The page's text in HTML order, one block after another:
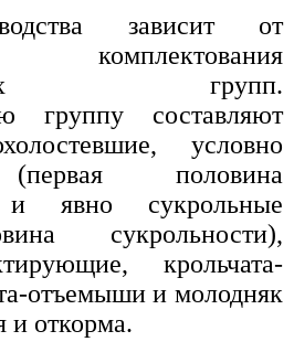
зависит от
групп.
группу составляют
условно
половина
и явно сукрольные
сукрольности),
крольчата-
отъемыши и молодняк
и откорма.